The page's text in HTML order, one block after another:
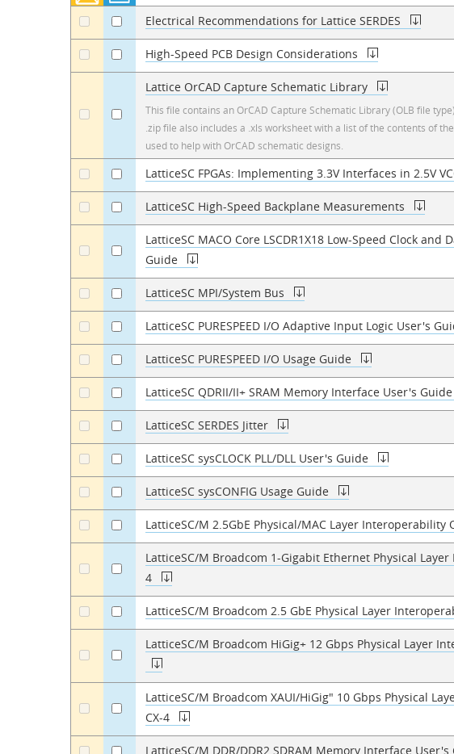
a
a Electrical Recommendations for Lattice SERDES
a a High-Speed PCB Design Considerations
a a
Lattice OrCAD Capture Schematic Library
This file contains an OrCAD Capture Schematic Library (OLB file
.zip file also includes a .xls worksheet with a list of the contents of
used to help with OrCAD schematic designs.
a a LatticeSC FPGAs: Implementing 3.3V Interfaces in 2.5V
a a LatticeSC High-Speed Backplane Measurements
a a
LatticeSC MACO Core LSCDR1X18 Low-Speed Clock and
Guide
a a LatticeSC MPI/System Bus
a a LatticeSC PURESPEED I/O Adaptive Input Logic User's
a a LatticeSC PURESPEED I/O Usage Guide
a a LatticeSC QDRII/II+ SRAM Memory Interface User's Guide
a a LatticeSC SERDES Jitter
a a LatticeSC sysCLOCK PLL/DLL User's Guide
a a LatticeSC sysCONFIG Usage Guide
a a LatticeSC/M 2.5GbE Physical/MAC Layer Interoperability
a a
LatticeSC/M Broadcom 1-Gigabit Ethernet Physical
4
a a LatticeSC/M Broadcom 2.5 GbE Physical Layer
a a
LatticeSC/M Broadcom HiGig+ 12 Gbps Physical Layer
a a
LatticeSC/M Broadcom XAUI/HiGig" 10 Gbps Physical
CX-4
LatticeSC/M DDR/DDR2 SDRAM Memory Interface User's